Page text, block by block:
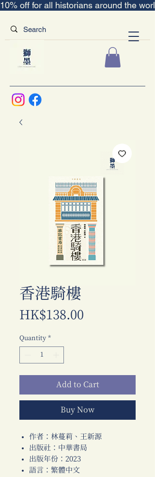
10% off for all historians around the
香港騎樓
HK$138.00
Quantity *
Add to Cart
Buy Now
作者：林蔓莉、王新源
出版社：中華書局
出版年份：2023
語言：繁體中文